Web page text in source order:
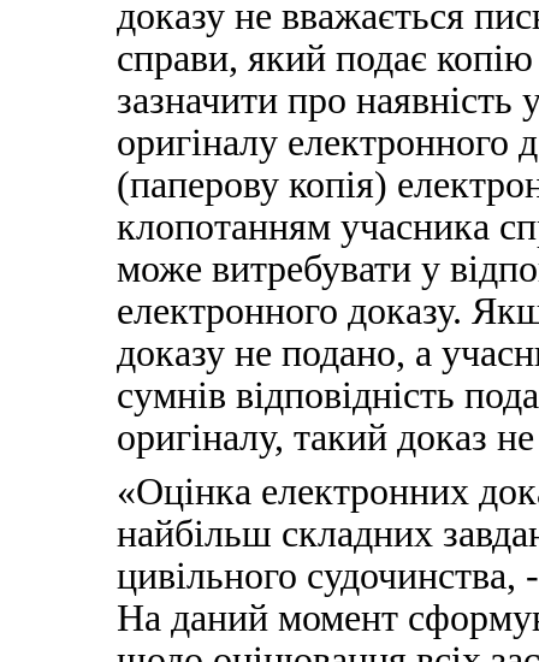
доказу не вважається
справи, який подає
зазначити про наявність
оригіналу
(паперову копія)
клопотанням учасника
може витребувати у
електронного доказу.
доказу не подано, а
сумнів відповідність
оригіналу, такий доказ
«Оцінка електронних
найбільш складних
цивільного судочинства,
На даний момент